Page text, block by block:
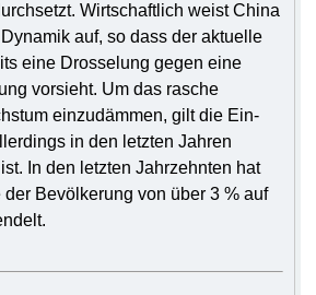
Wirtschaftlich weist China
auf, so dass der aktuelle
eine Drosselung gegen eine
vorsieht. Um das rasche
einzudämmen, gilt die Ein-
in den letzten Jahren
In den letzten Jahrzehnten hat
Bevölkerung von über 3 % auf